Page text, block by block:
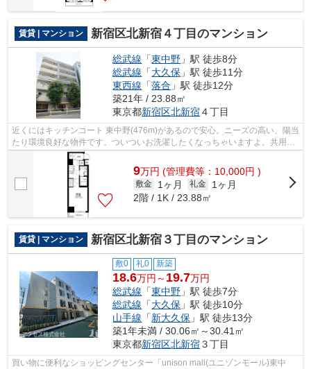
賃貸 | マンション 新宿区北新宿４丁目のマンション
総武線 「東中野 」駅 徒歩8分
総武線 「大久保 」駅 徒歩11分
東西線 「落合 」駅 徒歩12分
築21年 / 23.88㎡
東京都新宿区北新宿４丁目
近くにはキッチンコート 東中野(476m)があるので安心。ニーズの高い、陽当
たり環境良好な物件です。ついついお洗濯したくなっちゃいますよ。共用設
備も充実した、一押しのマンションで...
9万円 (管理費等：10,000円 )
敷金 1ヶ月 礼金
1ヶ月
2階 / 1K / 23.88㎡
賃貸 | マンション 新宿区北新宿３丁目のマンション
敷0 礼0 新築
18.6万円～ 19.7万円
総武線 「東中野 」駅 徒歩7分
総武線 「大久保 」駅 徒歩10分
山手線 「新大久保 」駅 徒歩13分
築1年未満 / 30.06㎡～30.41㎡
東京都新宿区北新宿３丁目
買い物に便利なショッピングセンター「unison mall(ユニゾンモール)東中